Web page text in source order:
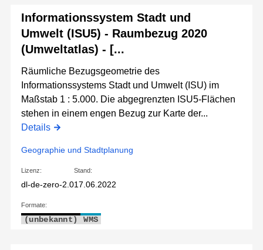
Informationssystem Stadt und
Umwelt (ISU5) - Raumbezug 2020
(Umweltatlas) - [...
Räumliche Bezugsgeometrie des
Informationssystems Stadt und Umwelt (ISU) im
Maßstab 1 : 5.000. Die abgegrenzten ISU5-Flächen
stehen in einem engen Bezug zur Karte der...
Details
Geographie und Stadtplanung
Lizenz:
dl-de-zero-2.0
Stand:
17.06.2022
Formate:
(unbekannt) WMS